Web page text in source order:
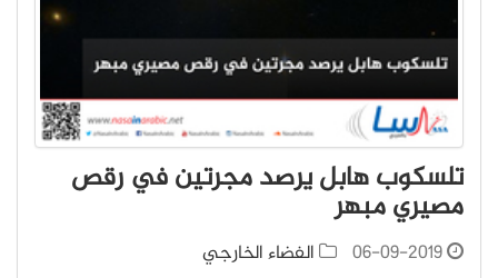
تلسكوب هابل يرصد مجرتين في رقص
مصيري مبهر
06-09-2019
الفضاء الخارجي